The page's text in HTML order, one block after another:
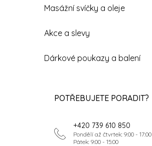
Masážní svíčky a oleje
Akce a slevy
Dárkové poukazy a balení
POTŘEBUJETE PORADIT?
+420 739 610 850
Pondělí až čtvrtek: 9:00 - 17:00
Pátek: 9:00 - 15:00